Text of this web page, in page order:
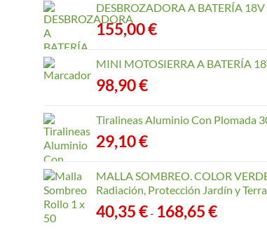
DESBROZADORA A BATERÍA 18V
155,00€
MINI MOTOSIERRA A BATERÍA
98,90€
Tiralineas Aluminio Con Plomada
29,10€
MALLA SOMBREO. COLOR
Radiación, Protección Jardín y
40,35€- 168,65€Rango